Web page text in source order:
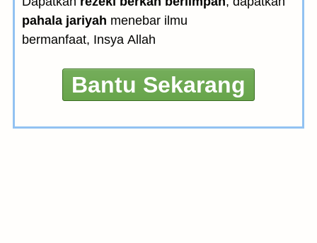
pahala jariyah menebar ilmu
bermanfaat, Insya Allah
Bantu Sekarang